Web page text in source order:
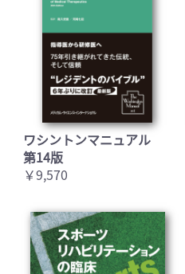
ワシントンマニュアル
第14版
￥9,570